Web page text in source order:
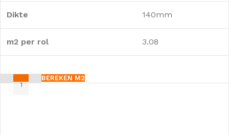
Dikte 140mm
m2 per rol 3.08
BEREKEN M2